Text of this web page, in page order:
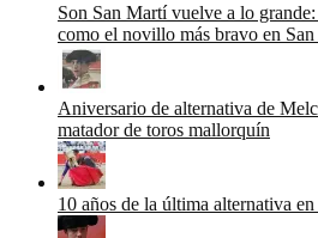
Son San Martí vuelve a lo
como el novillo más bravo en
Aniversario de alternativa de
matador de toros mallorquín
10 años de la última alternativa